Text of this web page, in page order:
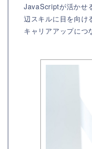
JavaScriptが活かせ
辺スキルに目を向け
キャリアアップにつ